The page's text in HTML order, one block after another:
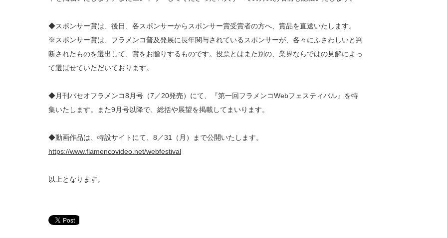
◆スポンサー賞は、後日、各スポンサーからスポンサー賞受賞者の方へ、賞品を直送いたします。
※スポンサー賞は、フラメンコ普及発展に長年関与されているスポンサーが、各々にふさわしいと判
断されたものを選出して、賞をお贈りするものです。投票とはまた別の、業界ならではの見解によっ
て選ばせていただいております。
◆月刊パセオフラメンコ8月号（7／20発売）にて、『第一回フラメンコWebフェスティバル』を特
集いたします。また9月号以降で、総括や展望を掲載してまいります。
◆動画作品は、特設サイトにて、8／31（月）まで公開いたします。
https://www.flamencovideo.net/webfestival
以上となります。